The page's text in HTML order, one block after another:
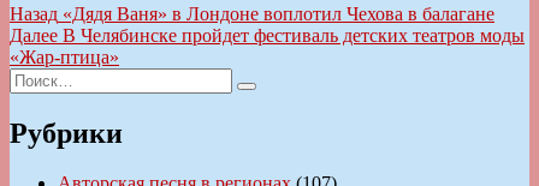
Навигация
по
записям
Назад Предыдущая
запись:
«Дядя Ваня» в Лондоне воплотил Чехова в балагане
Далее Следующая
запись:
В Челябинске пройдет фестиваль детских театров моды
«Жар-птица»
Искать:
Поиск
Рубрики